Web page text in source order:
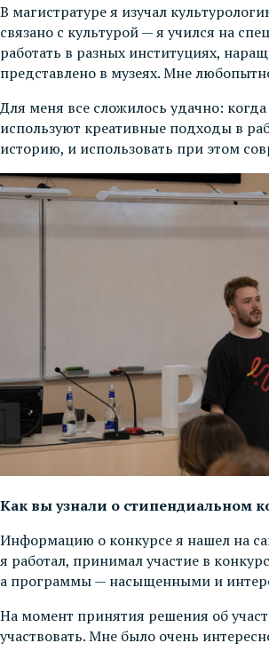
В магистратуре я изучал
связано с культурой — я учился на
работать в разных институциях,
представлено в музеях. Мне
Для меня все сложилось удачно:
используют креативные подходы в
историю, и использовать при этом
Как вы узнали о стипендиальном
Информацию о конкурсе я нашел на
я работал, принимал участие в
а программы — насыщенными и
На момент принятия решения об
участвовать. Мне было очень